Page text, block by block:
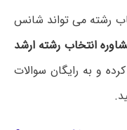
رشته می تواند شانس
انتخاب رشته ارشد
و به رایگان سوالات